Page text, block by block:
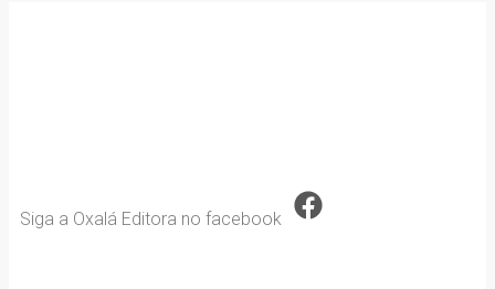
Siga a Oxalá Editora no facebook